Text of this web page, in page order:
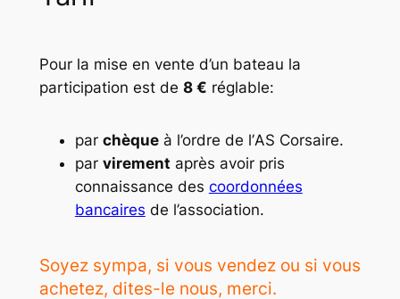
Pour la mise en vente d’un bateau la
participation est de 8 € réglable:
par chèqueà l’ordre de l’AS Corsaire.
par virement après avoir pris
connaissance des coordonnées
bancaires de l’association.
Soyez sympa, si vous vendez ou si vous
achetez, dites-le nous, merci.